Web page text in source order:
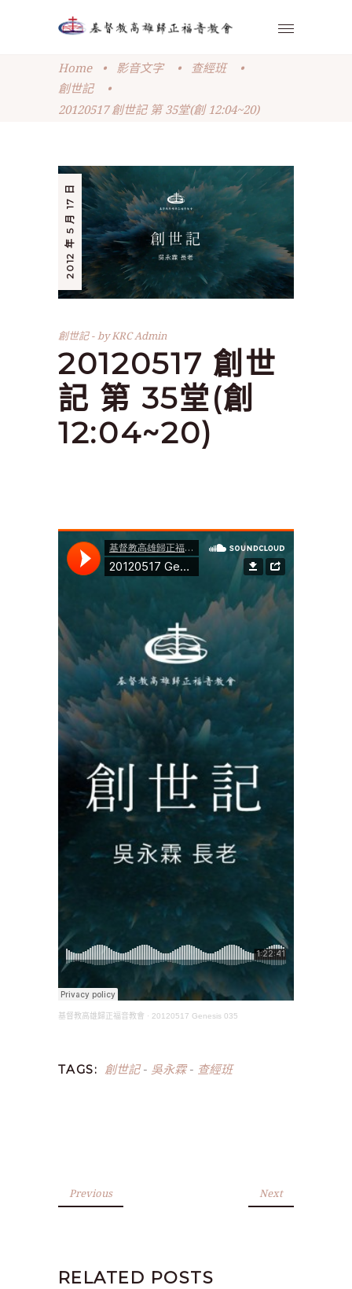
Home • 影音文字 • 查經班
•
創世記
•
20120517 創世記 第 35堂(創 12:04~20)
2012 年 5 月 17 日
創世記 byKRC Admin
20120517 創世
記 第 35堂(創
12:04~20)
基督教高雄歸正福音教會 · 20120517 Genesis 035
TAGS: 創世記- 吳永霖- 查經班
Previous Next
RELATED POSTS